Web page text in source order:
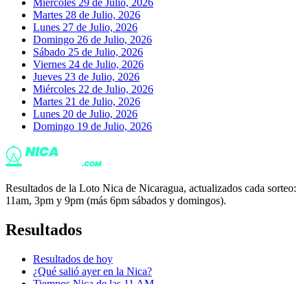
Martes 28 de Julio, 2026
Lunes 27 de Julio, 2026
Domingo 26 de Julio, 2026
Sábado 25 de Julio, 2026
Viernes 24 de Julio, 2026
Jueves 23 de Julio, 2026
Miércoles 22 de Julio, 2026
Martes 21 de Julio, 2026
Lunes 20 de Julio, 2026
Domingo 19 de Julio, 2026
Resultados de la Loto Nica de Nicaragua, actualizados cada sorteo:
11am, 3pm y 9pm (más 6pm sábados y domingos).
Resultados
Resultados de hoy
¿Qué salió ayer en la Nica?